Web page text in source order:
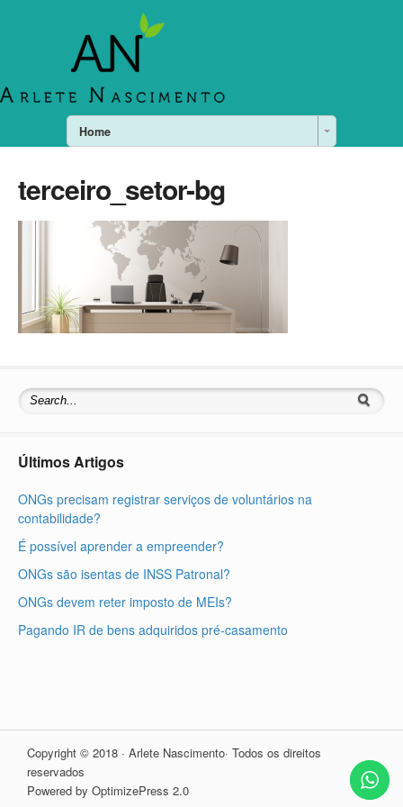
Home
terceiro_setor-bg
Últimos Artigos
ONGs precisam registrar serviços de voluntários na
contabilidade?
É possível aprender a empreender?
ONGs são isentas de INSS Patronal?
ONGs devem reter imposto de MEIs?
Pagando IR de bens adquiridos pré-casamento
Copyright © 2018 · Arlete Nascimento· Todos os direitos
reservados
Powered by OptimizePress 2.0